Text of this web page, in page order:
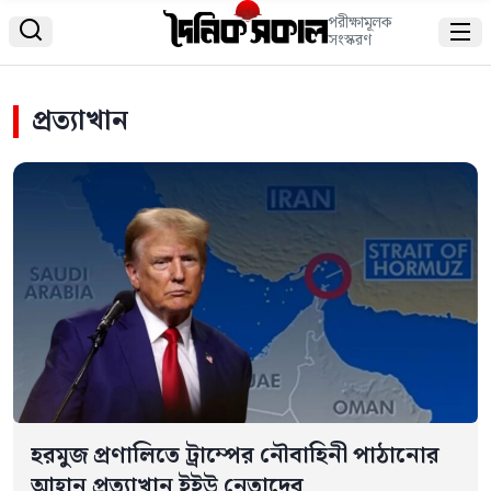
 পরীক্ষামূলক
সংস্করণ 
প্রত্যাখান
হরমুজ প্রণালিতে ট্রাম্পের নৌবাহিনী পাঠানোর